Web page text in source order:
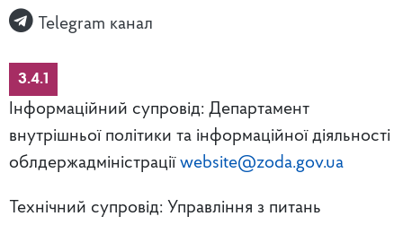
Telegram канал
3.4.1
Інформаційний супровід: Департамент
внутрішньої політики та інформаційної діяльності
облдержадміністрації website@zoda.gov.ua
Технічний супровід: Управління з питань